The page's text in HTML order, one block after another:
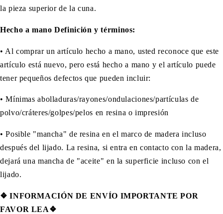
la pieza superior de la cuna.
Hecho a mano Definición y términos:
• Al comprar un artículo hecho a mano, usted reconoce que este
artículo está nuevo, pero está hecho a mano y el artículo puede
tener pequeños defectos que pueden incluir:
• Mínimas abolladuras/rayones/ondulaciones/partículas de
polvo/cráteres/golpes/pelos en resina o impresión
• Posible "mancha" de resina en el marco de madera incluso
después del lijado. La resina, si entra en contacto con la madera,
dejará una mancha de "aceite" en la superficie incluso con el
lijado.
❖ INFORMACIÓN DE ENVÍO IMPORTANTE POR
FAVOR LEA❖